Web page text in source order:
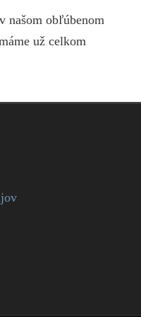
našom obľúbenom
už celkom